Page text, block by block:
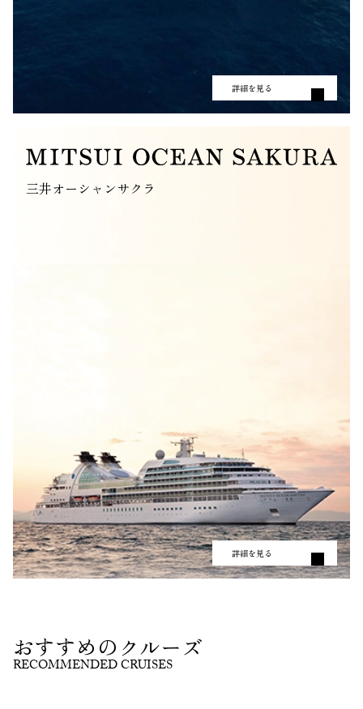
詳細を見る
三井オーシャンサクラ
詳細を見る
おすすめのクルーズ
RECOMMENDED CRUISES